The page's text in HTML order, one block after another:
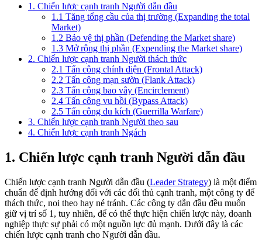
1. Chiến lược cạnh tranh Người dẫn đầu
1.1 Tăng tổng cầu của thị trường (Expanding the total
Market)
1.2 Bảo vệ thị phần (Defending the Market share)
1.3 Mở rộng thị phần (Expending the Market share)
2. Chiến lược cạnh tranh Người thách thức
2.1 Tấn công chính diện (Frontal Attack)
2.2 Tấn công mạn sườn (Flank Attack)
2.3 Tấn công bao vây (Encirclement)
2.4 Tấn công vu hồi (Bypass Attack)
2.5 Tấn công du kích (Guerrilla Warfare)
3. Chiến lược cạnh tranh Người theo sau
4. Chiến lược cạnh tranh Ngách
1. Chiến lược cạnh tranh Người dẫn đầu
Chiến lược cạnh tranh Người dẫn đầu (Leader Strategy) là một điểm
chuẩn để định hướng đối với các đối thủ cạnh tranh, một công ty để
thách thức, noi theo hay né tránh. Các công ty dẫn đầu đều muốn
giữ vị trí số 1, tuy nhiên, để có thể thực hiện chiến lược này, doanh
nghiệp thực sự phải có một nguồn lực đủ mạnh. Dưới đây là các
chiến lược cạnh tranh cho Người dẫn đầu.